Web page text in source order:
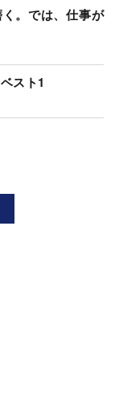
。では、仕事が
スト1